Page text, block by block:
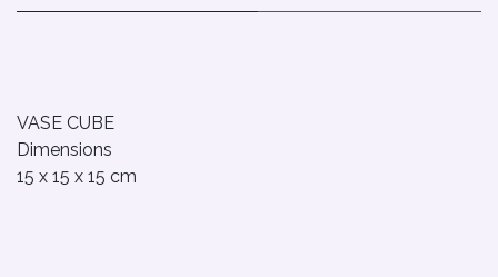
VASE CUBE
Dimensions
15 x 15 x 15 cm